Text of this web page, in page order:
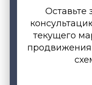
Оставьте
текущего
продвижения